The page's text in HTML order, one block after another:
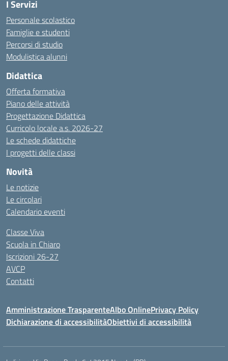
I Servizi
Personale scolastico
Famiglie e studenti
Percorsi di studio
Modulistica alunni
Didattica
Offerta formativa
Piano delle attività
Progettazione Didattica
Curricolo locale a.s. 2026-27
Le schede didattiche
I progetti delle classi
Novità
Le notizie
Le circolari
Calendario eventi
Classe Viva
Scuola in Chiaro
Iscrizioni 26-27
AVCP
Contatti
Amministrazione TrasparenteAlbo OnlinePrivacy Policy
Dichiarazione di accessibilitàObiettivi di accessibilità